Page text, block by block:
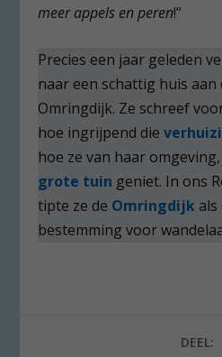
meer appels en peren!”
Precies een jaar geleden
naar een schattig huis
Omringdijk. Ze schreef
hoe ingrijpend die
hoe ze van haar
grote tuin geniet. In ons
tipte ze de Omringdijk als
bestemming voor
DEEL: